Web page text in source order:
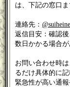
は、下記の窓口ま
連絡先：
返信目安：確認
数日かかる場合が
お問い合わせ時
るだけ具体的に記
緊急性が高い通